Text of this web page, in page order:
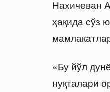
Нахичеван
ҳақида сўз
«Бу йўл
нуқталари